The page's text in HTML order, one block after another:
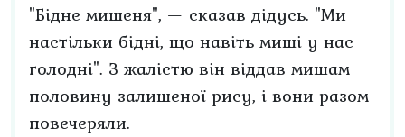
"Бідне мишеня", — сказав дідусь. "Ми
настільки бідні, що навіть миші у нас
голодні". З жалістю він віддав мишам
половину залишеної рису, і вони разом
повечеряли.